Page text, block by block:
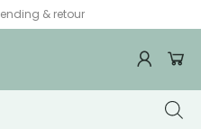
& retour